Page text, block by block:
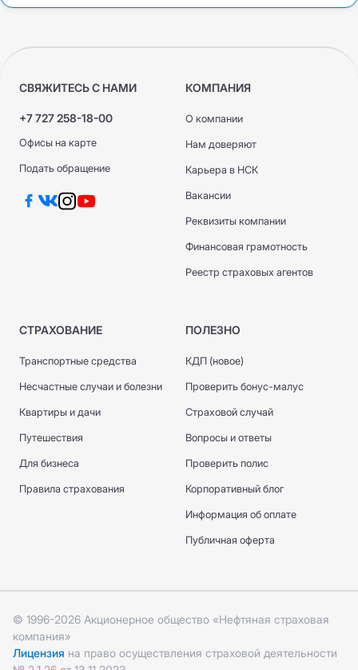
СВЯЖИТЕСЬ С НАМИ
+7 727 258-18-00
Офисы на карте
Подать обращение
КОМПАНИЯ
О компании
Нам доверяют
Карьера в НСК
Вакансии
Реквизиты компании
Финансовая грамотность
Реестр страховых агентов
СТРАХОВАНИЕ
Транспортные средства
Несчастные случаи и болезни
Квартиры и дачи
Путешествия
Для бизнеса
Правила страхования
ПОЛЕЗНО
КДП (новое)
Проверить бонус-малус
Страховой случай
Вопросы и ответы
Проверить полис
Корпоративный блог
Информация об оплате
Публичная оферта
© 1996-2026 Акционерное общество «Нефтяная страховая
компания»
Лицензия на право осуществления страховой деятельности